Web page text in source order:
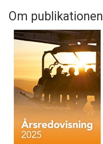
Om publikationen